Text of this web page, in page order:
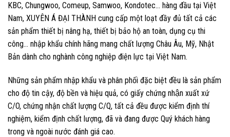
KBC, Chungwoo, Comeup, Samwoo, Kondotec… hàng đầu tại Việt
Nam, XUYÊN Á ĐẠI THÀNH cung cấp một loạt đầy đủ tất cả các
sản phẩm thiết bị nâng hạ, thiết bị bảo hộ an toàn, dụng cụ thi
công… nhập khẩu chính hãng mang chất lượng Châu Âu, Mỹ, Nhật
Bản dành cho nghành công nghiệp điện lực tại Việt Nam.
Những sản phẩm nhập khẩu và phân phối đặc biệt đều là sản phẩm
cho độ tin cậy, độ bền và hiệu quả, có giấy chứng nhận xuất xứ
C/O, chứng nhận chất lượng C/Q, tất cả đều được kiểm định thí
nghiệm, kiểm định chất lượng, đã và đang được Quý khách hàng
trong và ngoài nước đánh giá cao.